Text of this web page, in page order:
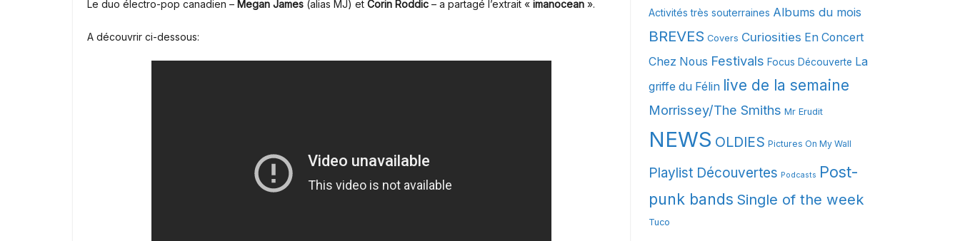
Le duo électro-pop canadien – Megan James (alias MJ) et Corin Roddic – a partagé l’extrait « imanocean ».
A découvrir ci-dessous:
e
s
Activités très souterraines Albums du mois
BREVES Covers Curiosities En Concert
Chez Nous Festivals Focus Découverte La
griffe du Félin live de la semaine
Morrissey/The Smiths Mr Erudit
NEWS OLDIES Pictures On My Wall
Playlist Découvertes Podcasts Post-
punk bands Single of the week
Tuco